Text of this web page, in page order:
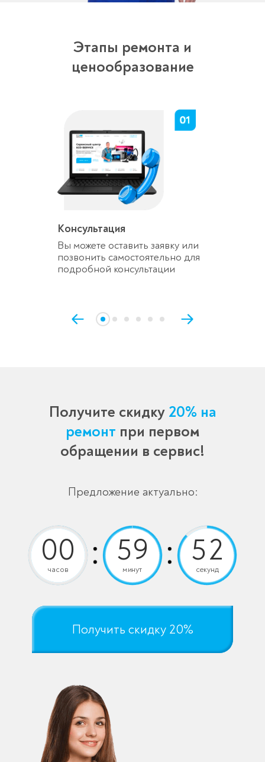
Этапы ремонта и
ценообразование
Консультация
Вы можете оставить заявку или
позвонить самостоятельно для
подробной консультации
Получите скидку 20% на
ремонт при первом
обращении в сервис!
Предложение актуально:
часов минут секунд
Получить скидку 20%